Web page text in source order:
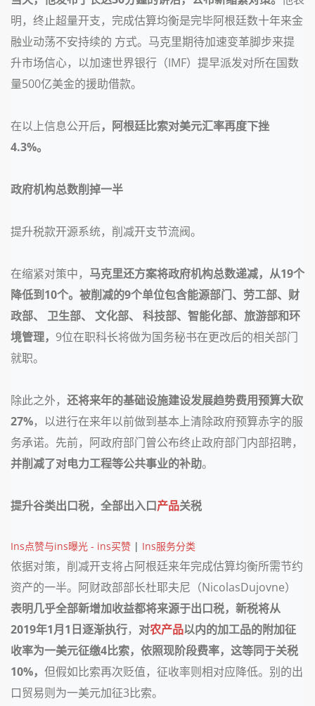
明，终止超量开支，完成估算均衡是完毕阿根廷数十年来金
融业动荡不安持续的 方式。马克里期待加速变革脚步来提
升市场信心，以加速世界银行（IMF）提早派发对所在国数
量500亿美金的援助借款。
在以上信息公开后，阿根廷比索对美元汇率再度下挫
4.3%。
政府机构总数削掉一半
提升税款开源系统，削减开支节流阀。
在缩紧对策中， 马克里还方案将政府机构总数递减，从19个
降低到10个。 被削减的9个单位包含能源部门、劳工部、财
政部、 卫生部、 文化部、 科技部、智能化部、旅游部和环
境管理， 9位在职科长将做为国务秘书在更改后的相关部门
就职。
除此之外， 还将来年的基础设施建设发展趋势费用预算大砍
27%，以进行在来年以前做到基本上清除政府预算赤字的服
务承诺。先前，阿政府部门曾公布终止政府部门内部招聘，
并削减了对电力工程等公共事业的补助。
提升谷类出口税，全部出入口产品关税
Ins点赞与ins曝光 - ins买赞 | Ins服务分类
依据对策，削减开支将占阿根廷来年完成估算均衡所需节约
资产的一半。阿财政部部长杜耶夫尼（NicolasDujovne）
表明几乎全部新增加收益都将来源于出口税， 新税将从
2019年1月1日逐渐执行， 对农产品以内的加工品的附加征
收率为一美元征缴4比索， 依照现阶段费率，这等同于关税
10%， 但假如比索再次贬值，征收率则相对应降低。 别的出
口贸易则为一美元加征3比索。